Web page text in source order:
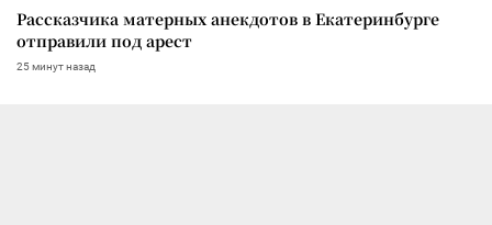
Рассказчика матерных анекдотов в Екатеринбурге
отправили под арест
25 минут назад